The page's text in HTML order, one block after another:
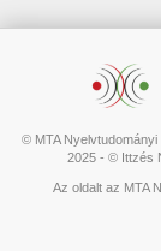
© MTA
2025 - © Ittzés
Az oldalt az MTA